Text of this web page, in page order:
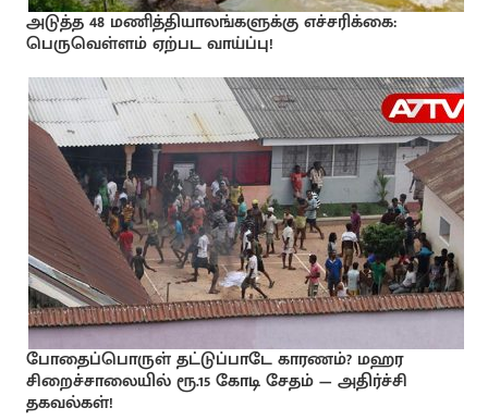
அடுத்த 48 மணித்தியாலங்களுக்கு எச்சரிக்கை:
பெருவெள்ளம் ஏற்பட வாய்ப்பு!
போதைப்பொருள் தட்டுப்பாடே காரணம்? மஹர
சிறைச்சாலையில் ரூ.15 கோடி சேதம் — அதிர்ச்சி
தகவல்கள்!